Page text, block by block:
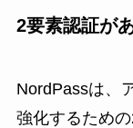
2要素認証が
NordPassは、
強化するため